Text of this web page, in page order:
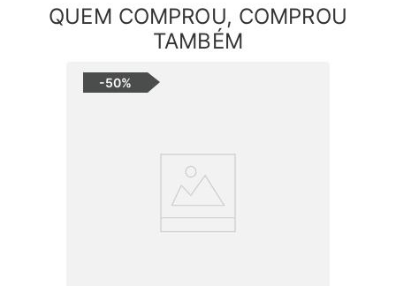
QUEM COMPROU, COMPROU
TAMBÉM
-50%